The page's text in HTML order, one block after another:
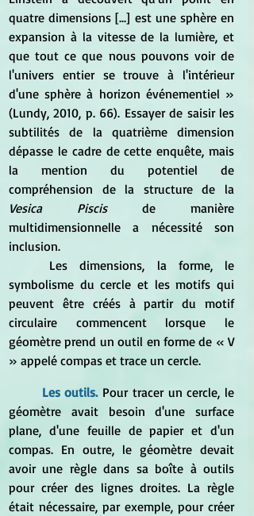
quatre dimensions [...] est une sphère en
expansion à la vitesse de la lumière, et
que tout ce que nous pouvons voir de
l'univers entier se trouve à l'intérieur
d'une sphère à horizon événementiel »
(Lundy, 2010, p. 66). Essayer de saisir les
subtilités de la quatrième dimension
dépasse le cadre de cette enquête, mais
la mention du potentiel de
Vesica Piscis de manière
multidimensionnelle a nécessité son
inclusion.
symbolisme du cercle et les motifs qui
peuvent être créés à partir du motif
circulaire commencent lorsque le
géomètre prend un outil en forme de « V
» appelé compas et trace un cercle.
	Les outils.
Pour tracer un cercle, le
géomètre avait besoin d'une surface
plane, d'une feuille de papier et d'un
compas. En outre, le géomètre devait
avoir une règle dans sa boîte à outils
pour créer des lignes droites. La règle
était nécessaire, par exemple, pour créer